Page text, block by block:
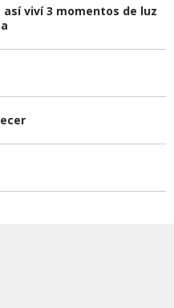
viví 3 momentos de luz